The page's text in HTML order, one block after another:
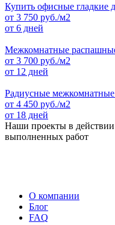
Купить офисные гладкие
от 3 750 руб./м2
от 6 дней
Межкомнатные
от 3 700 руб./м2
от 12 дней
Радиусные межкомнатные
от 4 450 руб./м2
от 18 дней
Наши проекты в
выполненных работ
О компании
Блог
FAQ